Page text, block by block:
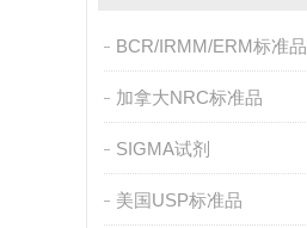
BCR/IRMM/ERM标准品
加拿大NRC标准品
SIGMA试剂
美国USP标准品